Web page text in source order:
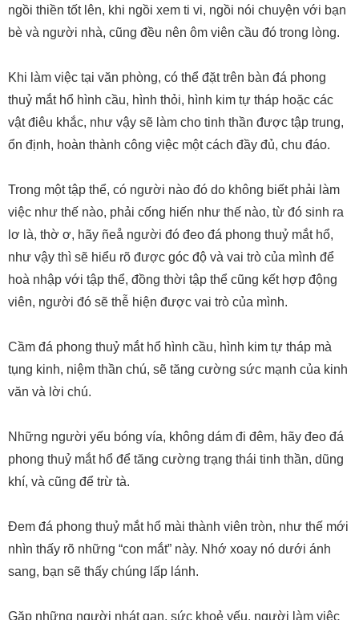
ngồi thiền tốt lên, khi ngồi xem ti vi, ngồi nói chuyện với bạn
bè và người nhà, cũng đều nên ôm viên cầu đó trong lòng.
Khi làm việc tại văn phòng, có thể đặt trên bàn đá phong
thuỷ mắt hổ hình cầu, hình thỏi, hình kim tự tháp hoặc các
vật điêu khắc, như vậy sẽ làm cho tinh thần được tập trung,
ổn định, hoàn thành công việc một cách đầy đủ, chu đáo.
Trong một tập thể, có người nào đó do không biết phải làm
việc như thế nào, phải cống hiến như thế nào, từ đó sinh ra
lơ là, thờ ơ, hãy ñeå người đó đeo đá phong thuỷ mắt hổ,
như vậy thì sẽ hiểu rõ được góc độ và vai trò của mình để
hoà nhập với tập thể, đồng thời tập thể cũng kết hợp động
viên, người đó sẽ thễ hiện được vai trò của mình.
Cầm đá phong thuỷ mắt hổ hình cầu, hình kim tự tháp mà
tụng kinh, niệm thần chú, sẽ tăng cường sức mạnh của kinh
văn và lời chú.
Những người yếu bóng vía, không dám đi đêm, hãy đeo đá
phong thuỷ mắt hổ để tăng cường trạng thái tinh thần, dũng
khí, và cũng để trừ tà.
Đem đá phong thuỷ mắt hổ mài thành viên tròn, như thế mới
nhìn thấy rõ những “con mắt” này. Nhớ xoay nó dưới ánh
sang, bạn sẽ thấy chúng lấp lánh.
Gặp những người nhát gan, sức khoẻ yếu, người làm việc